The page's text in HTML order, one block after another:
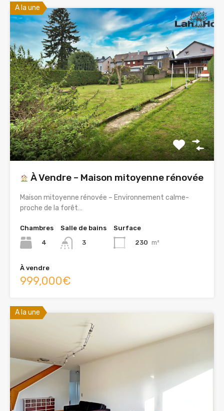
A la une
À Vendre – Maison mitoyenne rénovée
Maison mitoyenne rénovée – Environnement calme-
proche de la forêt…
Chambres
4
Salle de bains
3
Surface
230 m²
À vendre
999,000€
A la une